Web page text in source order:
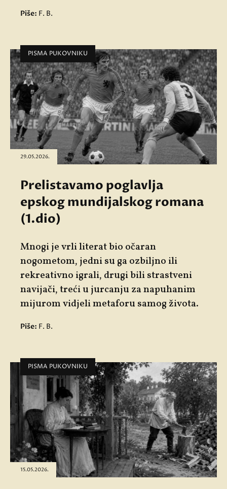
Piše: F. B.
PISMA PUKOVNIKU
29.05.2026.
Prelistavamo poglavlja
epskog mundijalskog romana
(1.dio)
Mnogi je vrli literat bio očaran
nogometom, jedni su ga ozbiljno ili
rekreativno igrali, drugi bili strastveni
navijači, treći u jurcanju za napuhanim
mijurom vidjeli metaforu samog života.
Piše: F. B.
PISMA PUKOVNIKU
15.05.2026.